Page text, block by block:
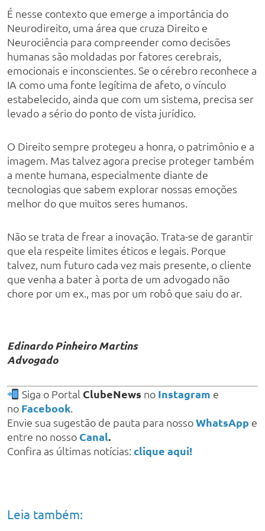
É nesse contexto que emerge a importância do
Neurodireito, uma área que cruza Direito e
Neurociência para compreender como decisões
humanas são moldadas por fatores cerebrais,
emocionais e inconscientes. Se o cérebro reconhece a
IA como uma fonte legítima de afeto, o vínculo
estabelecido, ainda que com um sistema, precisa ser
levado a sério do ponto de vista jurídico.
O Direito sempre protegeu a honra, o patrimônio e a
imagem. Mas talvez agora precise proteger também
a mente humana, especialmente diante de
tecnologias que sabem explorar nossas emoções
melhor do que muitos seres humanos.
Não se trata de frear a inovação. Trata-se de garantir
que ela respeite limites éticos e legais. Porque
talvez, num futuro cada vez mais presente, o cliente
que venha a bater à porta de um advogado não
chore por um ex., mas por um robô que saiu do ar.
Edinardo Pinheiro Martins
Advogado
Siga o Portal ClubeNews no Instagram e
no Facebook.
Envie sua sugestão de pauta para nossoWhatsApp e
entre no nosso Canal.
Confira as últimas notícias: clique aqui!
Leia também: